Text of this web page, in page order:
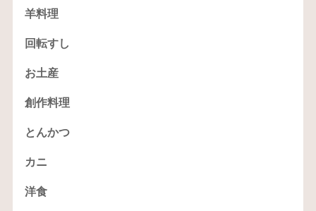
羊料理
回転すし
お土産
創作料理
とんかつ
カニ
洋食